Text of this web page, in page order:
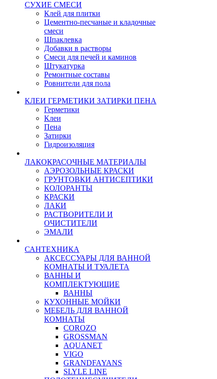
СУХИЕ СМЕСИ
Клей для плитки
Цементно-песчаные и кладочные
смеси
Шпаклевка
Добавки в растворы
Смеси для печей и каминов
Штукатурка
Ремонтные составы
Ровнители для пола
КЛЕИ ГЕРМЕТИКИ ЗАТИРКИ ПЕНА
Герметики
Клеи
Пена
Затирки
Гидроизоляция
ЛАКОКРАСОЧНЫЕ МАТЕРИАЛЫ
АЭРОЗОЛЬНЫЕ КРАСКИ
ГРУНТОВКИ АНТИСЕПТИКИ
КОЛОРАНТЫ
КРАСКИ
ЛАКИ
РАСТВОРИТЕЛИ И
ОЧИСТИТЕЛИ
ЭМАЛИ
САНТЕХНИКА
АКСЕССУАРЫ ДЛЯ ВАННОЙ
КОМНАТЫ И ТУАЛЕТА
ВАННЫ И
КОМПЛЕКТУЮЩИЕ
ВАННЫ
КУХОННЫЕ МОЙКИ
МЕБЕЛЬ ДЛЯ ВАННОЙ
КОМНАТЫ
COROZO
GROSSMAN
AQUANET
VIGO
GRANDFAYANS
SLYLE LINE